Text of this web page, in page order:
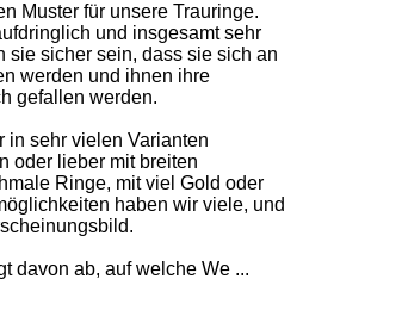
Muster für unsere Trauringe.
und insgesamt sehr
sie sicher sein, dass sie sich an
werden und ihnen ihre
gefallen werden.
in sehr vielen Varianten
oder lieber mit breiten
Ringe, mit viel Gold oder
haben wir viele, und
davon ab, auf welche We ...